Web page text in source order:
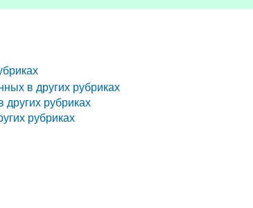
в других рубриках
рубриках
рубриках